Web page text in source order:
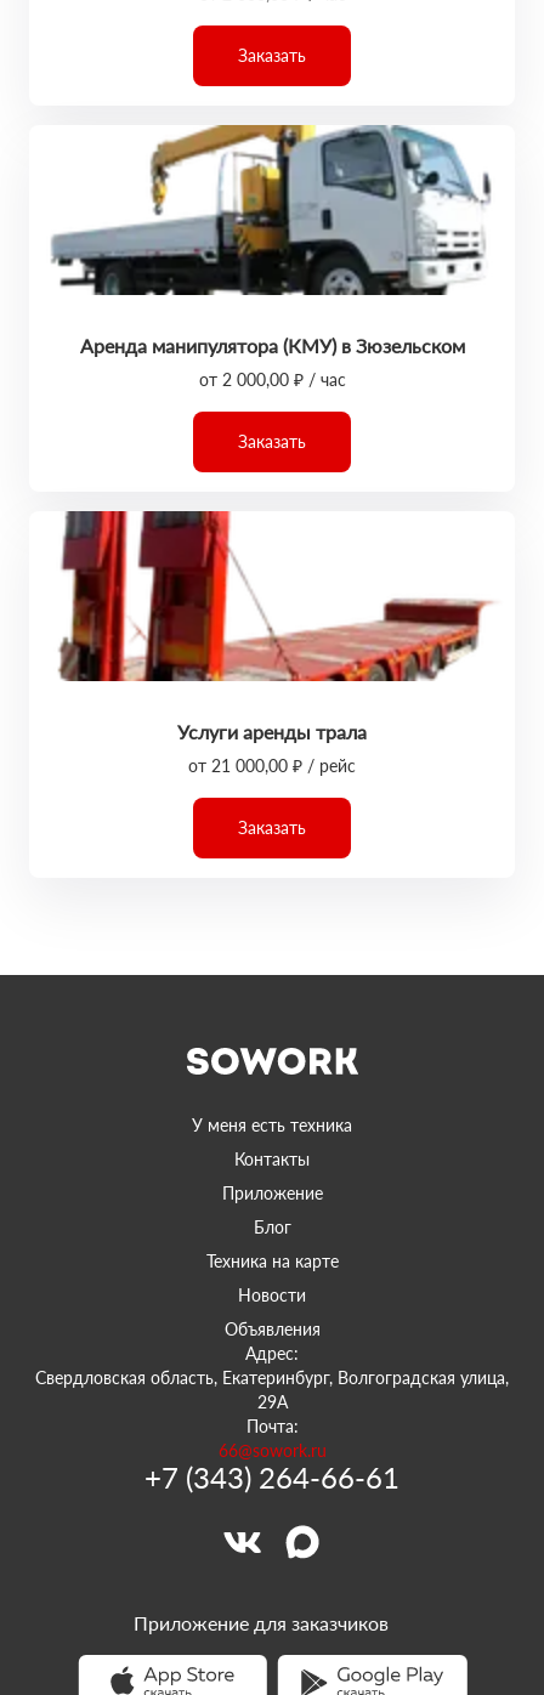
Заказать
Аренда манипулятора (КМУ) в Зюзельском
от 2 000,00 ₽ / час
Заказать
Услуги аренды трала
от 21 000,00 ₽ / рейс
Заказать
У меня есть техника
Контакты
Приложение
Блог
Техника на карте
Новости
Объявления
Адрес:
Свердловская область, Екатеринбург, Волгоградская улица,
29А
Почта:
66@sowork.ru
+7 (343) 264-66-61
Приложение для заказчиков